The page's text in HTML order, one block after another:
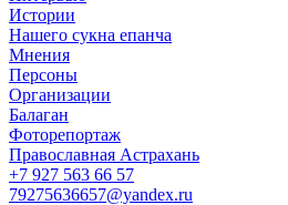
Истории
Нашего сукна епанча
Мнения
Персоны
Организации
Балаган
Фоторепортаж
Православная Астрахань
+7 927 563 66 57
79275636657@yandex.ru